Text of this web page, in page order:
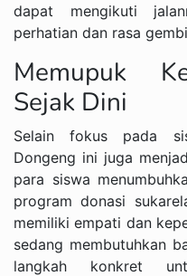
dapat mengikuti
perhatian dan rasa
Memupuk
Sejak Dini
Selain fokus pada
Dongeng ini juga
para siswa
program donasi
memiliki empati dan
sedang membutuhkan
langkah konkret